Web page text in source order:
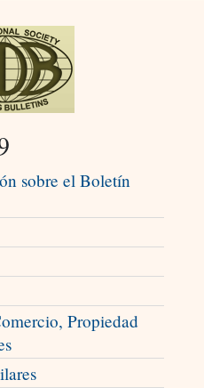
sobre el Boletín
Propiedad